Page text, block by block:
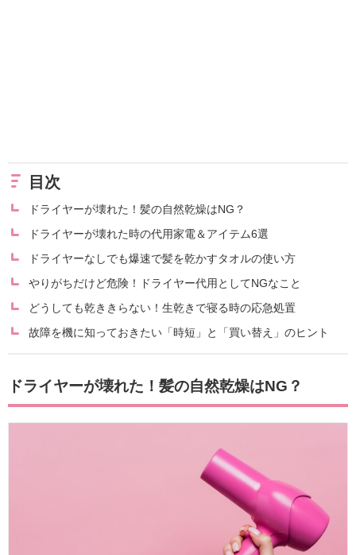
目次
ドライヤーが壊れた！髪の自然乾燥はNG？
ドライヤーが壊れた時の代用家電＆アイテム6選
ドライヤーなしでも爆速で髪を乾かすタオルの使い方
やりがちだけど危険！ドライヤー代用としてNGなこと
どうしても乾ききらない！生乾きで寝る時の応急処置
故障を機に知っておきたい「時短」と「買い替え」のヒント
ドライヤーが壊れた！髪の自然乾燥はNG？